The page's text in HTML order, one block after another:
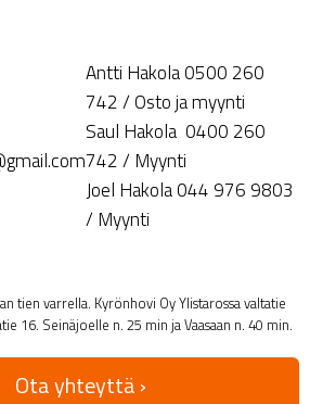
Antti Hakola 0500 260
742 / Osto ja myynti
Saul Hakola 0400 260
742 / Myynti
Joel Hakola 044 976 9803
/ Myynti
tien varrella. Kyrönhovi Oy Ylistarossa valtatie
16. Seinäjoelle n. 25 min ja Vaasaan n. 40 min.
Ota yhteyttä ›